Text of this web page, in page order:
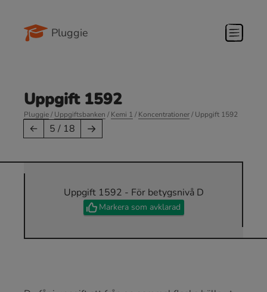
Pluggie
Uppgift 1592
Pluggie/Uppgiftsbanken /Kemi 1 /Koncentrationer/ Uppgift 1592
← 5 / 18 →
Uppgift 1592 - För betygsnivå D
Markera som avklarad